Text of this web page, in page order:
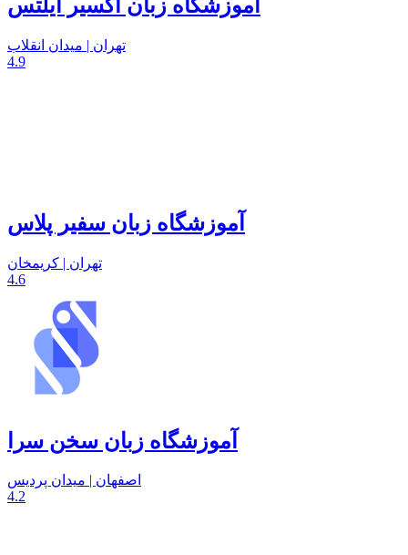
آموزشگاه زبان اکسیر آیلتس
تهران | میدان انقلاب
4.9
آموزشگاه زبان سفیر پلاس
تهران | کریمخان
4.6
آموزشگاه زبان سخن سرا
اصفهان | میدان پردیس
4.2